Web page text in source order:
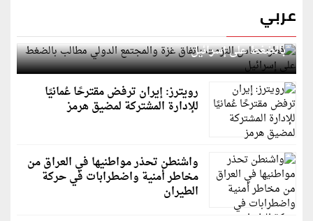
عربي
قطر: حماس التزمت باتفاق غزة والمجتمع الدولي مطالب
بالضغط على إسرائيل
رويترز: إيران ترفض مقترحًا عُمانيًا
للإدارة المشتركة لمضيق هرمز
واشنطن تحذر مواطنيها في العراق من
مخاطر أمنية واضطرابات في حركة
الطيران